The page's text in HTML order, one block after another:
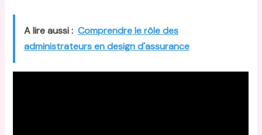
A lire aussi : Comprendre le rôle des
administrateurs en design d'assurance